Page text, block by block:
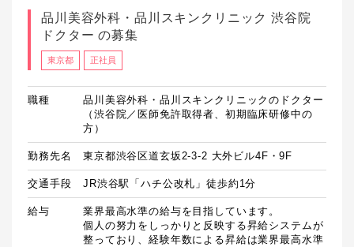
品川美容外科・品川スキンクリニック 渋谷院
ドクター の募集
東京都 正社員
職種
品川美容外科・品川スキンクリニックのドクター
（渋谷院／医師免許取得者、初期臨床研修中の
方）
勤務先名 東京都渋谷区道玄坂2-3-2 大外ビル4F・9F
交通手段 JR渋谷駅「ハチ公改札」徒歩約1分
給与
業界最高水準の給与を目指しています。
個人の努力をしっかりと反映する昇給システムが
整っており、経験年数による昇給は業界最高水準